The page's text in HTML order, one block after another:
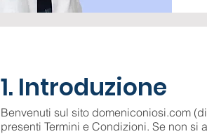
1. Introduzione
Benvenuti sul sito domeniconiosi.com
presenti Termini e Condizioni. Se non